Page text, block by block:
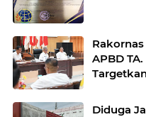
APBD
Diduga